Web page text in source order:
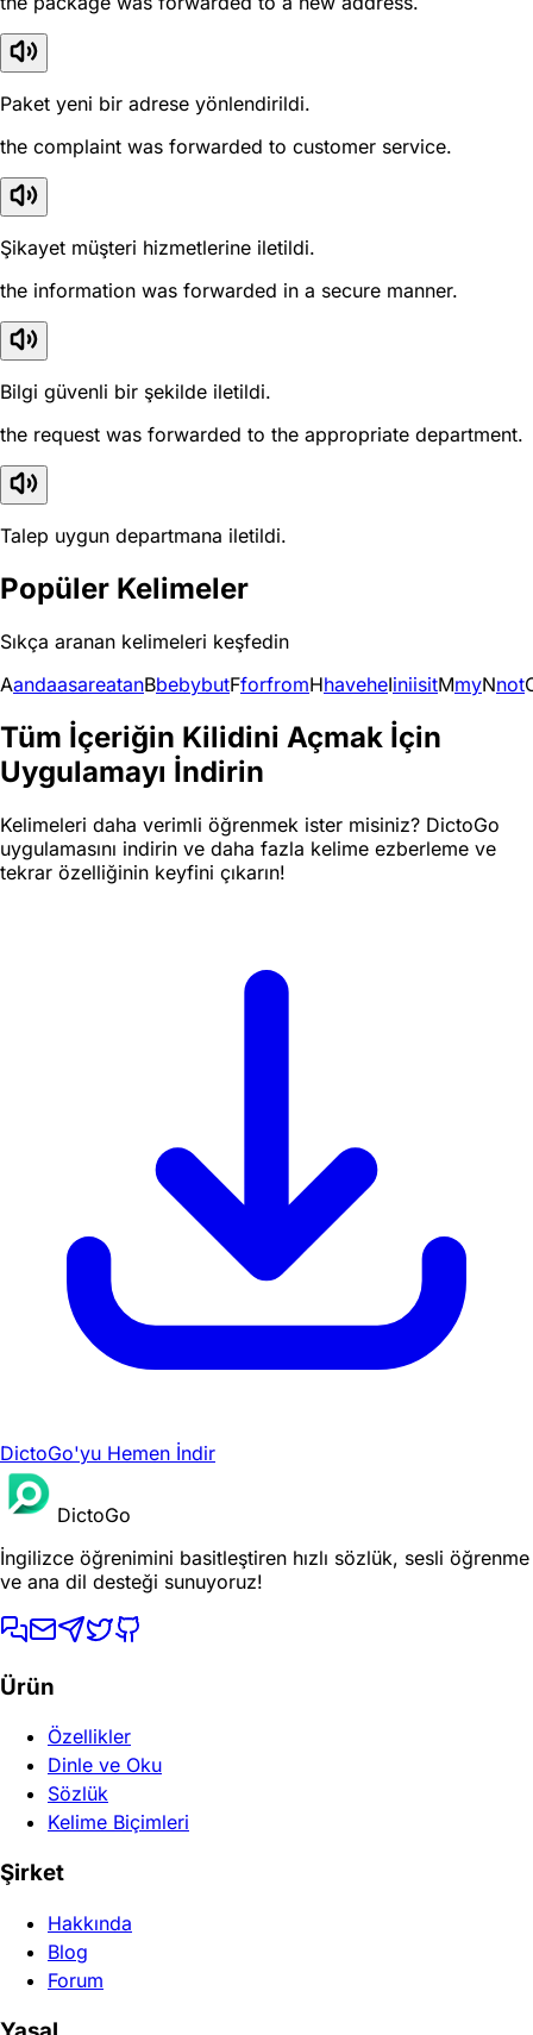
Paket yeni bir adrese yönlendirildi.
the complaint was forwarded to customer service.
Şikayet müşteri hizmetlerine iletildi.
the information was forwarded in a secure manner.
Bilgi güvenli bir şekilde iletildi.
the request was forwarded to the appropriate department.
Talep uygun departmana iletildi.
Popüler Kelimeler
Sıkça aranan kelimeleri keşfedin
AandaasareatanBbebybutFforfromHhaveheIiniisitMmyNnot
Tüm İçeriğin Kilidini Açmak İçin
Uygulamayı İndirin
Kelimeleri daha verimli öğrenmek ister misiniz? DictoGo
uygulamasını indirin ve daha fazla kelime ezberleme ve
tekrar özelliğinin keyfini çıkarın!
DictoGo'yu Hemen İndir
DictoGo
İngilizce öğrenimini basitleştiren hızlı sözlük, sesli öğrenme
ve ana dil desteği sunuyoruz!
Ürün
Özellikler
Dinle ve Oku
Sözlük
Kelime Biçimleri
Şirket
Hakkında
Blog
Forum